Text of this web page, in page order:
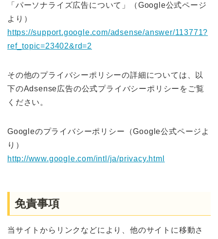
「パーソナライズ広告について」（Google公式ページ
より）
https://support.google.com/adsense/answer/113771?
ref_topic=23402&rd=2
その他のプライバシーポリシーの詳細については、以
下のAdsense広告の公式プライバシーポリシーをご覧
ください。
Googleのプライバシーポリシー（Google公式ページよ
り）
http://www.google.com/intl/ja/privacy.html
免責事項
当サイトからリンクなどにより、他のサイトに移動さ